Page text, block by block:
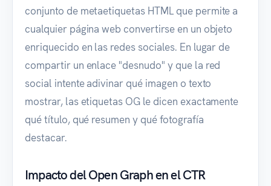
conjunto de metaetiquetas HTML que permite a
cualquier página web convertirse en un objeto
enriquecido en las redes sociales. En lugar de
compartir un enlace "desnudo" y que la red
social intente adivinar qué imagen o texto
mostrar, las etiquetas OG le dicen exactamente
qué título, qué resumen y qué fotografía
destacar.
Impacto del Open Graph en el CTR